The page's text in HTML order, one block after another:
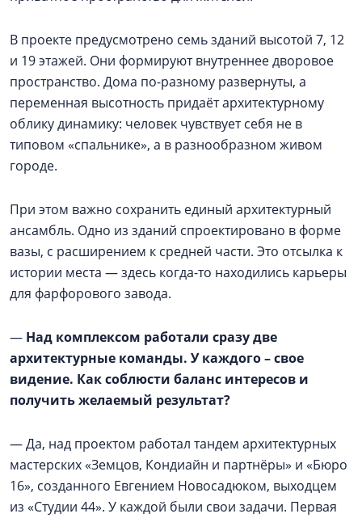
В проекте предусмотрено семь зданий высотой 7, 12
и 19 этажей. Они формируют внутреннее дворовое
пространство. Дома по-разному развернуты, а
переменная высотность придаёт архитектурному
облику динамику: человек чувствует себя не в
типовом «спальнике», а в разнообразном живом
городе.
При этом важно сохранить единый архитектурный
ансамбль. Одно из зданий спроектировано в форме
вазы, с расширением к средней части. Это отсылка к
истории места — здесь когда-то находились карьеры
для фарфорового завода.
— Над комплексом работали сразу две
архитектурные команды. У каждого – свое
видение. Как соблюсти баланс интересов и
получить желаемый результат?
— Да, над проектом работал тандем архитектурных
мастерских «Земцов, Кондиайн и партнёры» и «Бюро
16», созданного Евгением Новосадюком, выходцем
из «Студии 44». У каждой были свои задачи. Первая